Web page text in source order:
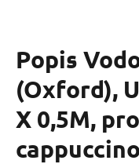
Popis
(Oxford),
X 0,5M,
cappuccino